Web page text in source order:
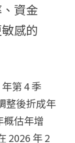
資金
感的
第 4 季
整後折成年
概估年增
2026 年 2